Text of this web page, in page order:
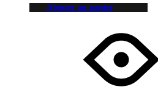
Ajouter au panier